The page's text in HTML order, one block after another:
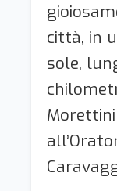
città, in
sole,